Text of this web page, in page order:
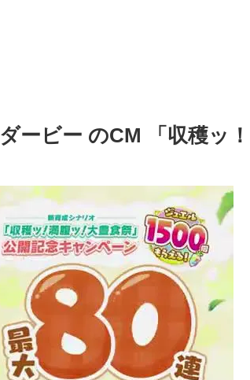
ービー のCM 「収穫ッ